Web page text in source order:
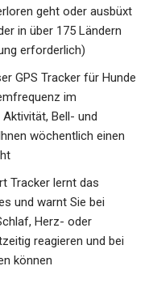
geht oder ausbüxt
in über 175 Ländern
erforderlich)
GPS Tracker für Hunde
im
Bell- und
wöchentlich einen
Tracker lernt das
und warnt Sie bei
Herz- oder
reagieren und bei
können